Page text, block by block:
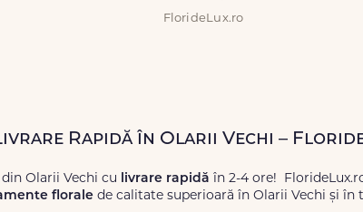
FlorideLux.ro
Rapidă în Olarii Vechi –
Olarii Vechi cu livrare rapidă în 2-4 ore!
florale de calitate superioară în Olarii Vechi și în